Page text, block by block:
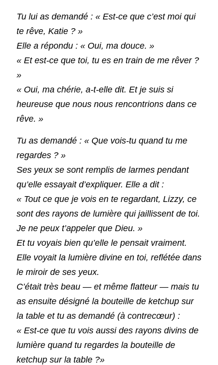
Tu lui as demandé : « Est-ce que c’est moi qui
te rêve, Katie ? »
Elle a répondu : « Oui, ma douce. »
« Et est-ce que toi, tu es en train de me rêver ?
»
« Oui, ma chérie, a-t-elle dit. Et je suis si
heureuse que nous nous rencontrions dans ce
rêve. »
Tu as demandé : « Que vois-tu quand tu me
regardes ? »
Ses yeux se sont remplis de larmes pendant
qu’elle essayait d’expliquer. Elle a dit :
« Tout ce que je vois en te regardant, Lizzy, ce
sont des rayons de lumière qui jaillissent de toi.
Je ne peux t’appeler que Dieu. »
Et tu voyais bien qu’elle le pensait vraiment.
Elle voyait la lumière divine en toi, reflétée dans
le miroir de ses yeux.
C’était très beau — et même flatteur — mais tu
as ensuite désigné la bouteille de ketchup sur
la table et tu as demandé (à contrecœur) :
« Est-ce que tu vois aussi des rayons divins de
lumière quand tu regardes la bouteille de
ketchup sur la table ?»